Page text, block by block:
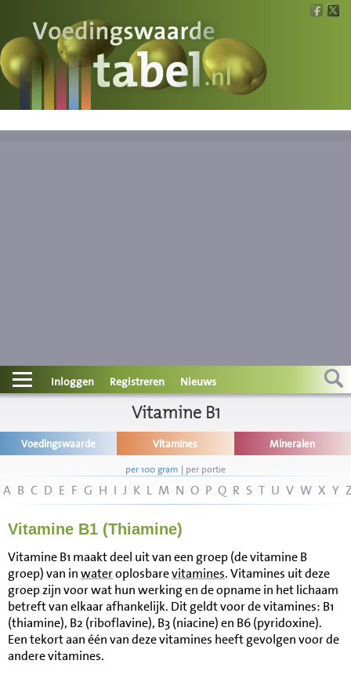
Voedingswaarde
Wat is wat?
Contact
Disclaimer
Inloggen Registreren Nieuws
Vitamine B1
Voedingswaarde Vitamines Mineralen
per 100 gram | per portie
A B C D E F G H I J K L M N O P Q R S T U V W X Y
Vitamine B1 (Thiamine)
Vitamine B1 maakt deel uit van een groep (de vitamine B
groep) van inwateroplosbarevitamines. Vitamines uit deze
groep zijn voor wat hun werking en de opname in het lichaam
betreft van elkaar afhankelijk. Dit geldt voor de vitamines: B1
(thiamine), B2 (riboflavine), B3 (niacine) en B6 (pyridoxine).
Een tekort aan één van deze vitamines heeft gevolgen voor de
andere vitamines.